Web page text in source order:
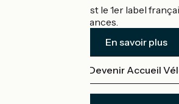
Accueil Vélo c'est le 1er label
cyclistes en vacances.
En savoir plus
Devenir Accueil